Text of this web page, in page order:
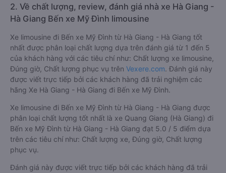
2. Về chất lượng, review, đánh giá nhà xe Hà Giang -
Hà Giang Bến xe Mỹ Đình limousine
Xe limousine đi Bến xe Mỹ Đình từ Hà Giang - Hà Giang tốt
nhất được phân loại chất lượng dựa trên đánh giá từ 1 đến 5
của khách hàng với các tiêu chí như: Chất lượng xe limousine,
Đúng giờ, Chất lượng phục vụ trên Vexere.com. Đánh giá này
được viết trực tiếp bởi các khách hàng đã trải nghiệm các
hãng Xe Hà Giang - Hà Giang đi Bến xe Mỹ Đình.
Xe limousine đi Bến xe Mỹ Đình từ Hà Giang - Hà Giang được
phân loại chất lượng tốt nhất là xe Quang Giang (Hà Giang) đi
Bến xe Mỹ Đình từ Hà Giang - Hà Giang đạt 5.0 / 5 điểm dựa
trên các tiêu chí như: Chất lượng xe, Đúng giờ, Chất lượng
phục vụ.
Đánh giá này được viết trực tiếp bởi các khách hàng đã trải